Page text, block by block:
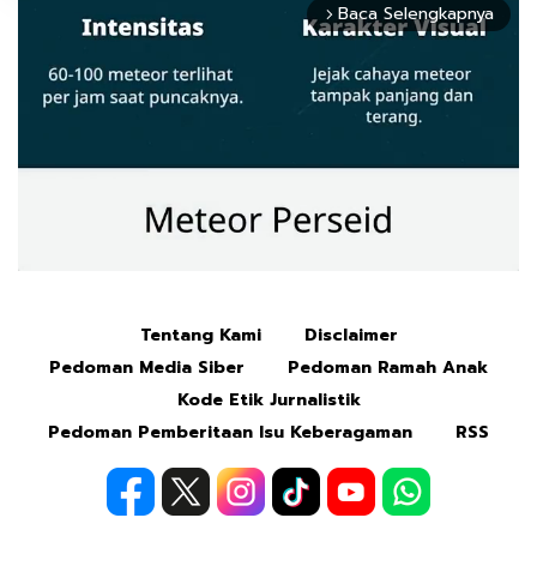
arrow_forward_ios Baca Selengkapnya
Tentang Kami
Disclaimer
Pedoman Media Siber
Pedoman Ramah Anak
Kode Etik Jurnalistik
Pedoman Pemberitaan Isu Keberagaman
RSS